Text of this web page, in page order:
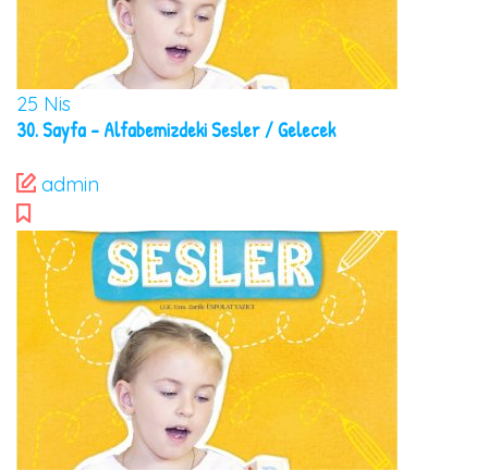
25 Nis
30. Sayfa – Alfabemizdeki Sesler / Gelecek
admin